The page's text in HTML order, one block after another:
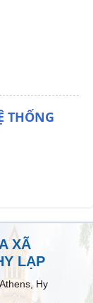
THỐNG
XÃ
LẠP
Hy